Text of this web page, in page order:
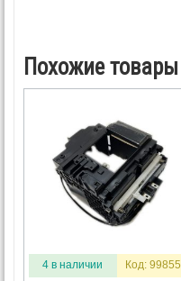
Похожие товары
4 в наличии Код: 99855